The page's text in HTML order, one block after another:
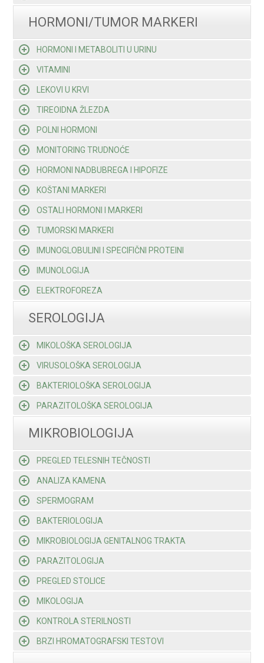
HORMONI/TUMOR MARKERI
HORMONI I METABOLITI U URINU
VITAMINI
LEKOVI U KRVI
TIREOIDNA ŽLEZDA
POLNI HORMONI
MONITORING TRUDNOĆE
HORMONI NADBUBREGA I HIPOFIZE
KOŠTANI MARKERI
OSTALI HORMONI I MARKERI
TUMORSKI MARKERI
IMUNOGLOBULINI I SPECIFIČNI PROTEINI
IMUNOLOGIJA
ELEKTROFOREZA
SEROLOGIJA
MIKOLOŠKA SEROLOGIJA
VIRUSOLOŠKA SEROLOGIJA
BAKTERIOLOŠKA SEROLOGIJA
PARAZITOLOŠKA SEROLOGIJA
MIKROBIOLOGIJA
PREGLED TELESNIH TEČNOSTI
ANALIZA KAMENA
SPERMOGRAM
BAKTERIOLOGIJA
MIKROBIOLOGIJA GENITALNOG TRAKTA
PARAZITOLOGIJA
PREGLED STOLICE
MIKOLOGIJA
KONTROLA STERILNOSTI
BRZI HROMATOGRAFSKI TESTOVI